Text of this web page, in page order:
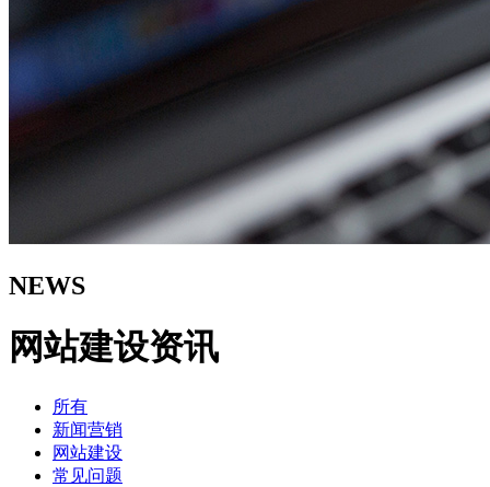
NEWS
网站建设资讯
所有
新闻营销
网站建设
常见问题